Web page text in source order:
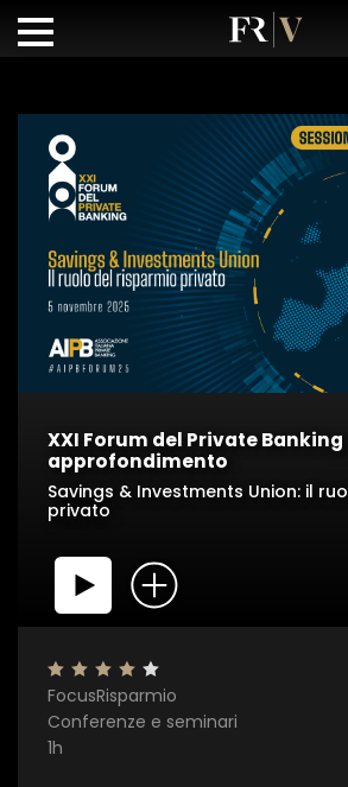
XXI Forum del Private
approfondimento
Savings & Investments Union: il
privato
FocusRisparmio
Conferenze e seminari
1h